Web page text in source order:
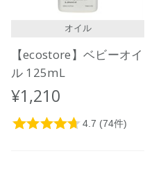
オイル
【ecostore】ベビーオイ
ル 125mL
¥1,210